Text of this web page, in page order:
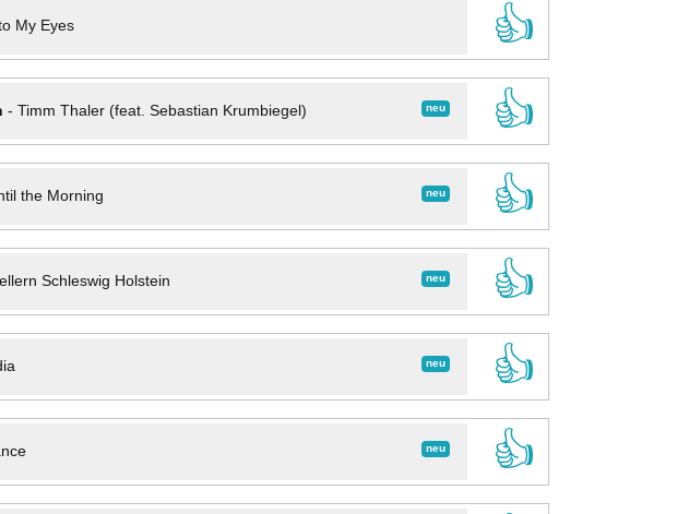
My Eyes
👍
neu
- Timm Thaler (feat. Sebastian Krumbiegel)
👍
neu
the Morning
👍
neu
Schleswig Holstein
👍
neu
👍
neu
👍